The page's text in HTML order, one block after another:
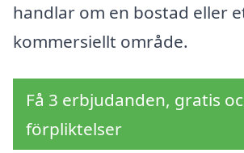
handlar om en bostad eller
kommersiellt område.
Få 3 erbjudanden, gratis
förpliktelser